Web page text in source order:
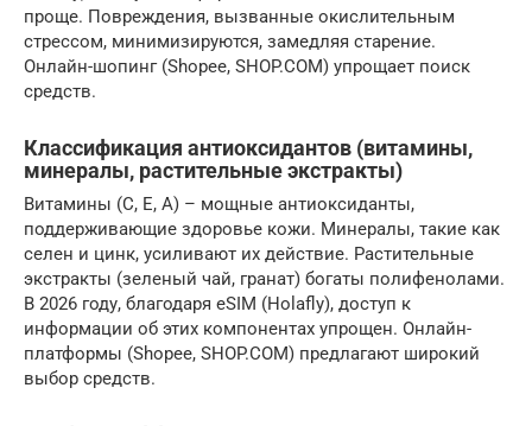
проще. Повреждения, вызванные окислительным
стрессом, минимизируются, замедляя старение.
Онлайн-шопинг (Shopee, SHOP.COM) упрощает поиск
средств.
Классификация антиоксидантов (витамины,
минералы, растительные экстракты)
Витамины (C, E, A) – мощные антиоксиданты,
поддерживающие здоровье кожи. Минералы, такие как
селен и цинк, усиливают их действие. Растительные
экстракты (зеленый чай, гранат) богаты полифенолами.
В 2026 году, благодаря eSIM (Holafly), доступ к
информации об этих компонентах упрощен. Онлайн-
платформы (Shopee, SHOP.COM) предлагают широкий
выбор средств.